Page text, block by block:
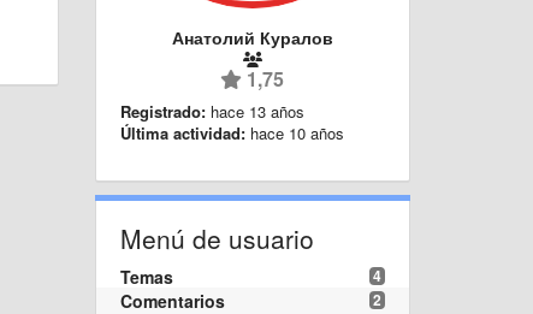
Анатолий Куралов
1,75
Registrado: hace 13 años
Última actividad: hace 10 años
Menú de usuario
4
Temas
2
Comentarios